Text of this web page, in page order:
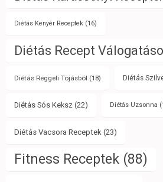
Diétás Kenyér Receptek (16)
Diétás Recept
Diétás Reggeli Tojásból (18) Diétás
Diétás Sós Keksz (22) Diétás Uzsonna
Diétás Vacsora Receptek (23)
Fitness Receptek (88)